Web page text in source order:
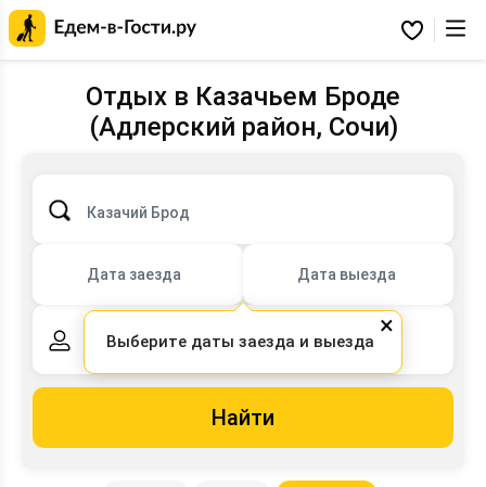
Гости.ру
Избранное
Отдых в Казачьем Броде
(Адлерский район, Сочи)
Казачий Брод
Дата заезда Дата выезда
2 взрослых,0 детей
Найти
×
Выберите даты заезда и выезда